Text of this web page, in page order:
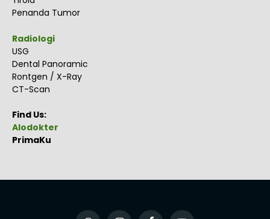
Penanda Tumor
Radiologi
USG
Dental Panoramic
Rontgen / X-Ray
CT-Scan
Find Us:
Alodokter
PrimaKu